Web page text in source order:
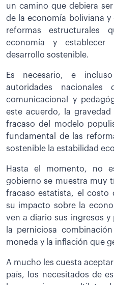
un camino que debiera
de la economía boliviana
reformas estructurales
economía y
desarrollo sostenible.
Es necesario, e
autoridades nacionales
comunicacional y
este acuerdo, la
fracaso del modelo
fundamental de las
sostenible la estabilidad
Hasta el momento, no
gobierno se muestra muy
fracaso estatista, el costo
su impacto sobre la
ven a diario sus ingresos
la perniciosa
moneda y la inflación que
A mucho les cuesta
país, los necesitados de